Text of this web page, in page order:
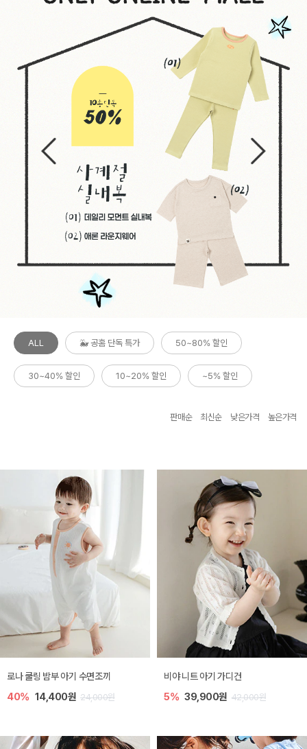
ALL 🐳 공홈 단독 특가 50~80% 할인
30~40% 할인 10~20% 할인 ~5% 할인
판매순 최신순 낮은가격 높은가격
로나 쿨링 밤부 아기 수면조끼
40% 14,400원 24,000원
비야 니트 아기 가디건
5% 39,900원 42,000원